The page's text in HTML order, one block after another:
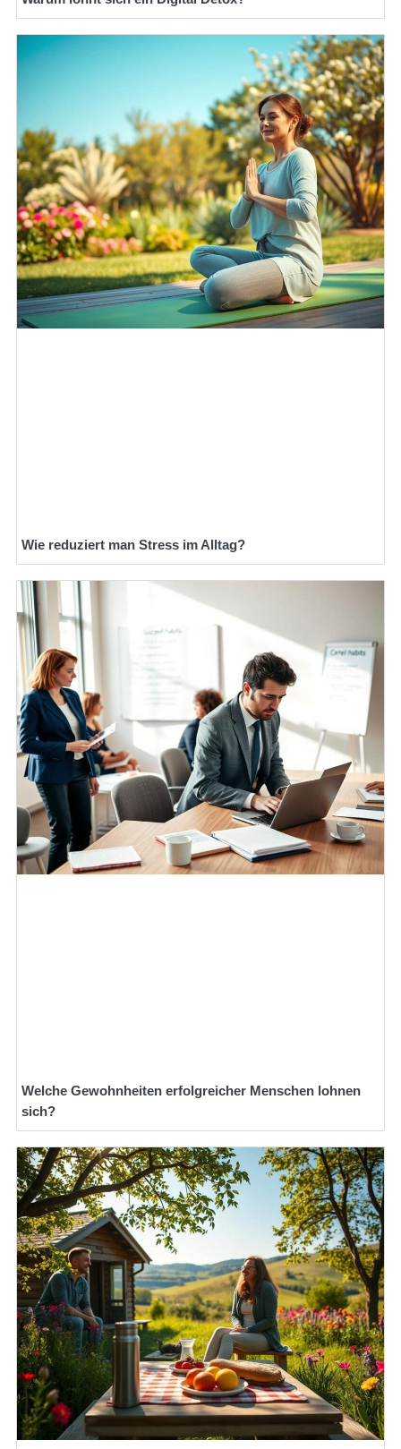
Wie reduziert man Stress im Alltag?
Welche Gewohnheiten erfolgreicher Menschen lohnen
sich?